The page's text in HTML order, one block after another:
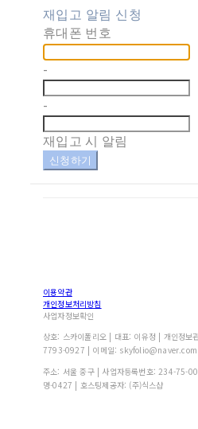
재입고 알림 신청
휴대폰 번호
-
-
재입고 시 알림
신청하기
이용약관
개인정보처리방침
사업자정보확인
상호: 스카이폴리오 | 대표: 이유정 | 개인정
7793-0927 | 이메일: skyfolio@naver.com
주소: 서울 중구 | 사업자등록번호: 234-75-
명-0427 | 호스팅제공자: (주)식스샵